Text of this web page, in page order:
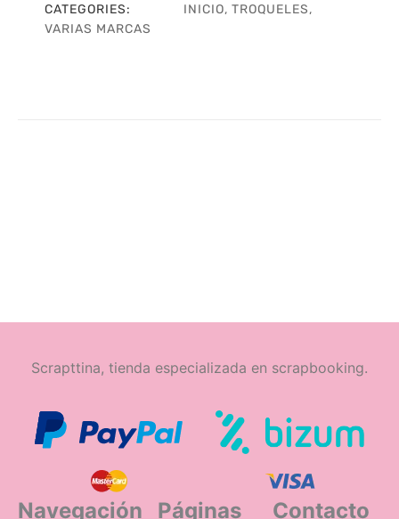
CATEGORIES:
INICIO, TROQUELES,
VARIAS MARCAS
Scrapttina, tienda especializada en scrapbooking.
Navegación Páginas Contacto